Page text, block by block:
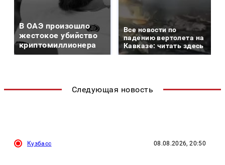
В ОАЭ произошло
жестокое убийство
криптомиллионера
Все новости по
падению вертолета на
Кавказе: читать здесь
Следующая новость
Кузбасс 08.08.2026, 20:50